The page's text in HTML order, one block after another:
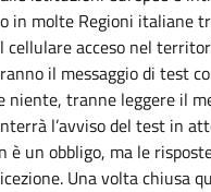
in molte Regioni italiane
cellulare acceso nel
il messaggio di test
niente, tranne leggere il
l’avviso del test in
è un obbligo, ma le
Una volta chiusa